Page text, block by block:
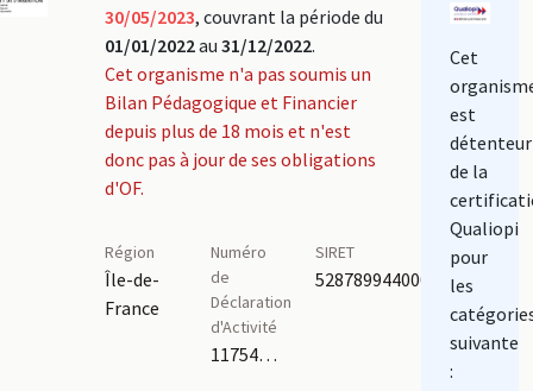
30/05/2023, couvrant la période du
01/01/2022au 31/12/2022.
Cet organisme n'a pas soumis un
Bilan Pédagogique et Financier
depuis plus de 18 mois et n'est
donc pas à jour de ses obligations
d'OF.
Région
Île-de-
France
Numéro
de
Déclaration
d'Activité
11754646275
SIRET
52878994400014
Cet
est
détenteur
de la
Qualiopi
pour
les
suivante
: